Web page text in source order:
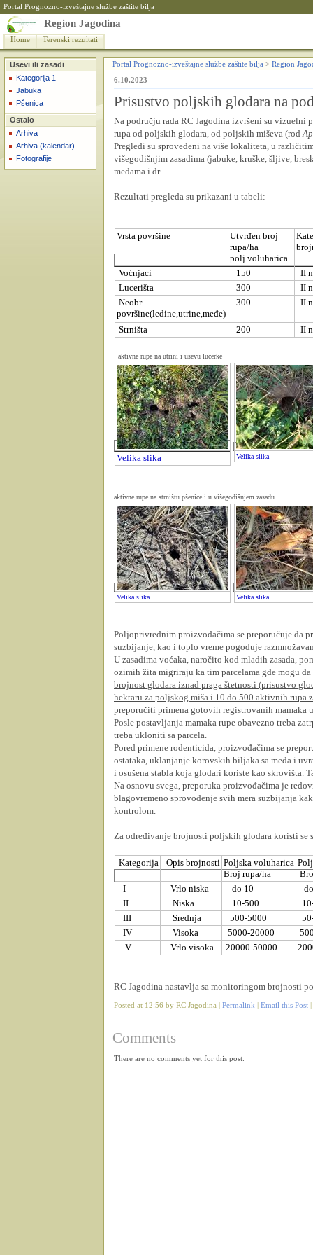
Portal Prognozno-izveštajne službe zaštite bilja
Region Jagodina
Home Terenski rezultati
Usevi ili zasadi
Kategorija 1
Jabuka
Pšenica
Ostalo
Arhiva
Arhiva (kalendar)
Fotografije
Portal Prognozno-izveštajne službe zaštite bilja > Region
6.10.2023
Prisustvo poljskih glodara na
Na području rada RC Jagodina izvršeni su
rupa od poljskih glodara, od poljskih miševa (rod
Pregledi su sprovedeni na više lokaliteta, u
višegodišnjim zasadima (jabuke, kruške, šljive,
međama i dr.
Rezultati pregleda su prikazani u tabeli:
Vrsta površine
Utvrđen broj
rupa/ha
polj voluharica
Voćnjaci 150
II
Lucerišta
300
II
Neobr.
površine(ledine,utrine,međe)
300 II
Strništa 200 II
aktivne rupe na utrini i usevu lucerke
Velika slika Velika slika
aktivne rupe na strništu pšenice i u višegodišnjem zasadu
Velika slika Velika slika
Poljoprivrednim proizvođačima se preporučuje da
suzbijanje, kao i toplo vreme pogoduje
U zasadima voćaka, naročito kod mladih zasada,
ozimih žita migriraju ka tim parcelama gde mogu
brojnost glodara iznad praga štetnosti (prisustvo
hektaru za poljskog miša i 10 do 500 aktivnih rupa
preporučiti primena gotovih registrovanih mamaka
Posle postavljanja mamaka rupe obavezno treba
treba ukloniti sa parcela.
Pored primene rodenticida, proizvođačima se
ostataka, uklanjanje korovskih biljaka sa međa i
i osušena stabla koja glodari koriste kao skrovišta.
Na osnovu svega, preporuka proizvođačima je
blagovremeno sprovođenje svih mera suzbijanja
kontrolom.
Za određivanje brojnosti poljskih glodara koristi se
Kategorija Opis brojnosti Poljska voluharica
Broj rupa/ha
I
Vrlo niska do 10
II
Niska 10-500
III
Srednja 500-5000
IV
Visoka 5000-20000
V
Vrlo visoka 20000-50000
RC Jagodina nastavlja sa monitoringom brojnosti
Posted at 12:56 by RC Jagodina | Permalink Email this Post
Comments
There are no comments yet for this post.